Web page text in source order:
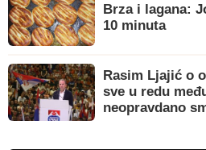
Brza i lagana:
10 minuta
Rasim Ljajić o
sve u redu
neopravdano